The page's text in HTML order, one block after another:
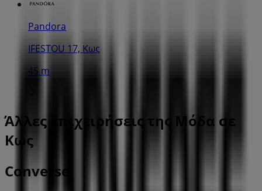
Pandora
IFESTOU 17, Κως
45 m
Άλλες επιχειρήσεις της Μόδα σε
Κως
Converse